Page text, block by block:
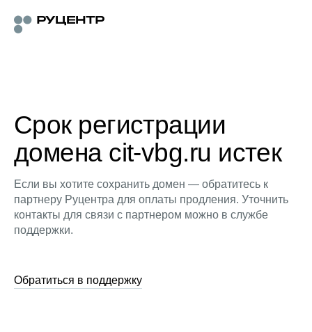
Срок регистрации
домена cit-vbg.ru истек
Если вы хотите сохранить домен — обратитесь к
партнеру Руцентра для оплаты продления. Уточнить
контакты для связи с партнером можно в службе
поддержки.
Обратиться в поддержку